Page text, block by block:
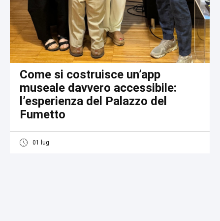
Come si costruisce un’app
museale davvero accessibile:
l’esperienza del Palazzo del
Fumetto
01 lug